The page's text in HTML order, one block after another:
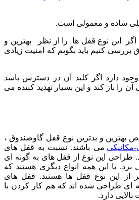
ساده و معمولی است.
این نوع قفل ها را از نظر بهترین و
بررسی کنیم باید بگویم که امنیت زیادی
دارد اگر کلید آن در دسترس باشد
را باز کند و این بسیار تهدید کننده می
بهترین و بدترین نوع قفل گاوصندوق ،
مکانیکی می باشند. نسبت به قفل های
طراحی این نوع از قفل های به گونه ای
برد. با این همه انواع دیگری هستند که
از این نوع قفل ها هستند. قفل های
ای طراحی شده اند که هم کار کردن با
دارد.